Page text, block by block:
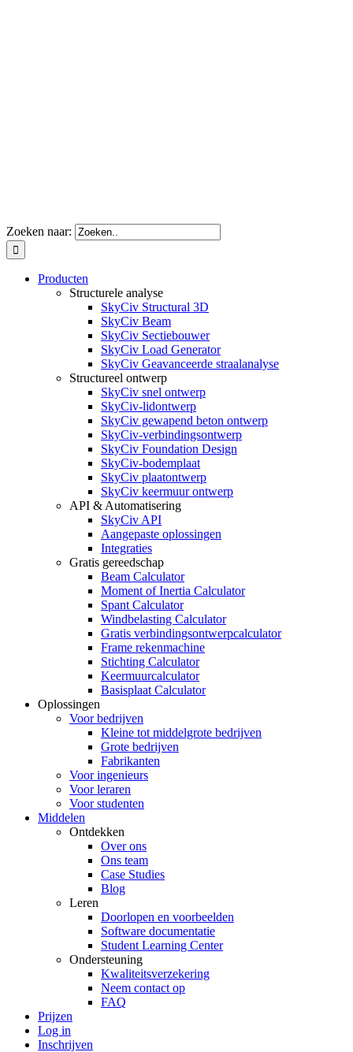
Zoeken naar:
Producten
Structurele analyse
SkyCiv Structural 3D
SkyCiv Beam
SkyCiv Sectiebouwer
SkyCiv Load Generator
SkyCiv Geavanceerde straalanalyse
Structureel ontwerp
SkyCiv snel ontwerp
SkyCiv-lidontwerp
SkyCiv gewapend beton ontwerp
SkyCiv-verbindingsontwerp
SkyCiv Foundation Design
SkyCiv-bodemplaat
SkyCiv plaatontwerp
SkyCiv keermuur ontwerp
API & Automatisering
SkyCiv API
Aangepaste oplossingen
Integraties
Gratis gereedschap
Beam Calculator
Moment of Inertia Calculator
Spant Calculator
Windbelasting Calculator
Gratis verbindingsontwerpcalculator
Frame rekenmachine
Stichting Calculator
Keermuurcalculator
Basisplaat Calculator
Oplossingen
Voor bedrijven
Kleine tot middelgrote bedrijven
Grote bedrijven
Fabrikanten
Voor ingenieurs
Voor leraren
Voor studenten
Middelen
Ontdekken
Over ons
Ons team
Case Studies
Blog
Leren
Doorlopen en voorbeelden
Software documentatie
Student Learning Center
Ondersteuning
Kwaliteitsverzekering
Neem contact op
FAQ
Prijzen
Log in
Inschrijven